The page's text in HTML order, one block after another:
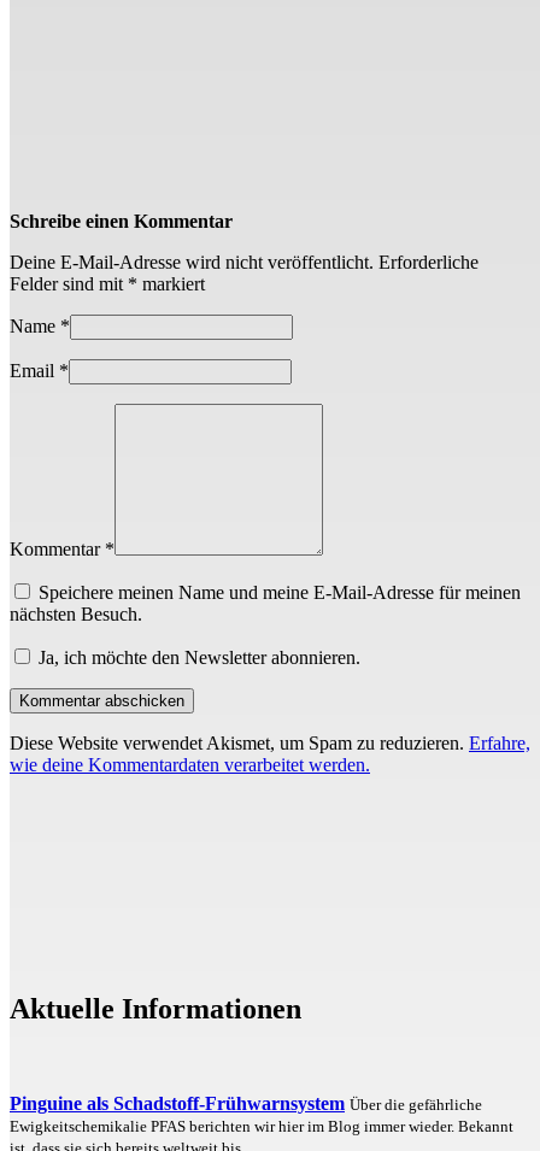
Schreibe einen Kommentar
Deine E-Mail-Adresse wird nicht veröffentlicht. Erforderliche
Felder sind mit * markiert
Name *
Email *
Kommentar *
Speichere meinen Name und meine E-Mail-Adresse für meinen
nächsten Besuch.
Ja, ich möchte den Newsletter abonnieren.
Diese Website verwendet Akismet, um Spam zu reduzieren. Erfahre,
wie deine Kommentardaten verarbeitet werden.
Aktuelle Informationen
Pinguine als Schadstoff-Frühwarnsystem Über die gefährliche
Ewigkeitschemikalie PFAS berichten wir hier im Blog immer wieder. Bekannt